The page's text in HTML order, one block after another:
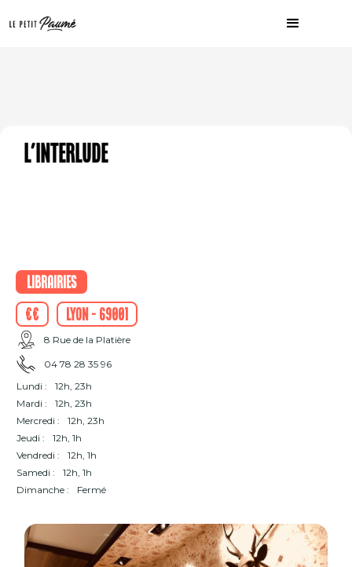
L'Interlude
Librairies
€€
Lyon - 69001
8 Rue de la Platière
04 78 28 35 96
Lundi :
12h, 23h
Mardi :
12h, 23h
Mercredi :
12h, 23h
Jeudi :
12h, 1h
Vendredi :
12h, 1h
Samedi :
12h, 1h
Dimanche :
Fermé